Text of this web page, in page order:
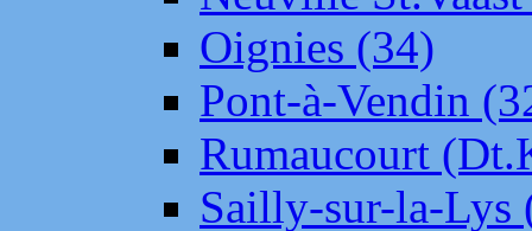
Oignies (34)
Pont-à-Vendin
Rumaucourt
Sailly-sur-la-Lys